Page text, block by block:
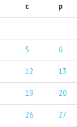
c p
5 6
12 13
19 20
26 27